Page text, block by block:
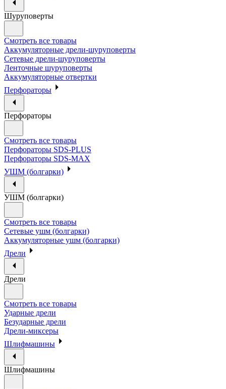
Шуруповерты
Смотреть все товары
Аккумуляторные дрели-шуруповерты
Сетевые дрели-шуруповерты
Ленточные шуруповерты
Аккумуляторные отвертки
Перфораторы
Перфораторы
Смотреть все товары
Перфораторы SDS-PLUS
Перфораторы SDS-MAX
УШМ (болгарки)
УШМ (болгарки)
Смотреть все товары
Сетевые ушм (болгарки)
Аккумуляторные ушм (болгарки)
Дрели
Дрели
Смотреть все товары
Ударные дрели
Безударные дрели
Дрели-миксеры
Шлифмашины
Шлифмашины